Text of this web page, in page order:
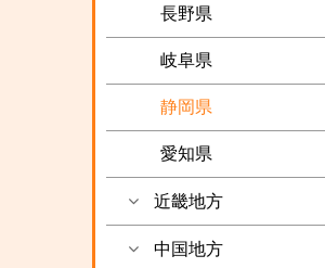
長野県
岐阜県
静岡県
愛知県
近畿地方
中国地方